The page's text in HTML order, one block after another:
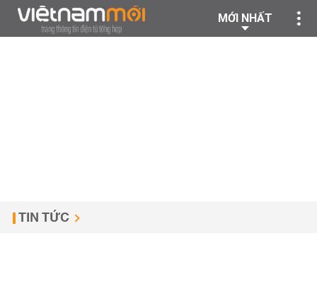
MỚI NHẤT
TIN TỨC